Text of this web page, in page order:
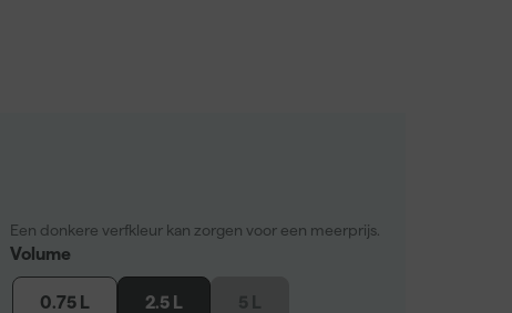
Een donkere verfkleur kan zorgen voor een meerprijs.
Volume
0.75 L 2.5 L